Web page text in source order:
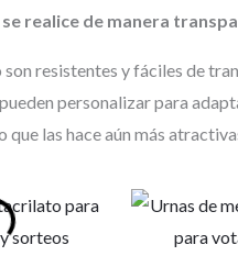
realice de manera
resistentes y fáciles de
personalizar para
que las hace aún más